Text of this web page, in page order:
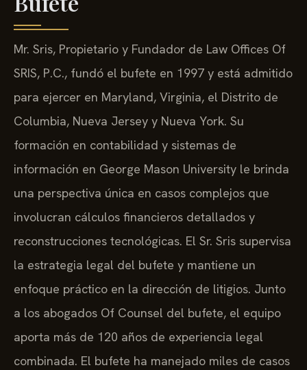
Mr. Sris, Propietario y Fundador de Law Offices Of
SRIS, P.C., fundó el bufete en 1997 y está admitido
para ejercer en Maryland, Virginia, el Distrito de
Columbia, Nueva Jersey y Nueva York. Su
formación en contabilidad y sistemas de
información en George Mason University le brinda
una perspectiva única en casos complejos que
involucran cálculos financieros detallados y
reconstrucciones tecnológicas. El Sr. Sris supervisa
la estrategia legal del bufete y mantiene un
enfoque práctico en la dirección de litigios. Junto
a los abogados Of Counsel del bufete, el equipo
aporta más de 120 años de experiencia legal
combinada. El bufete ha manejado miles de casos